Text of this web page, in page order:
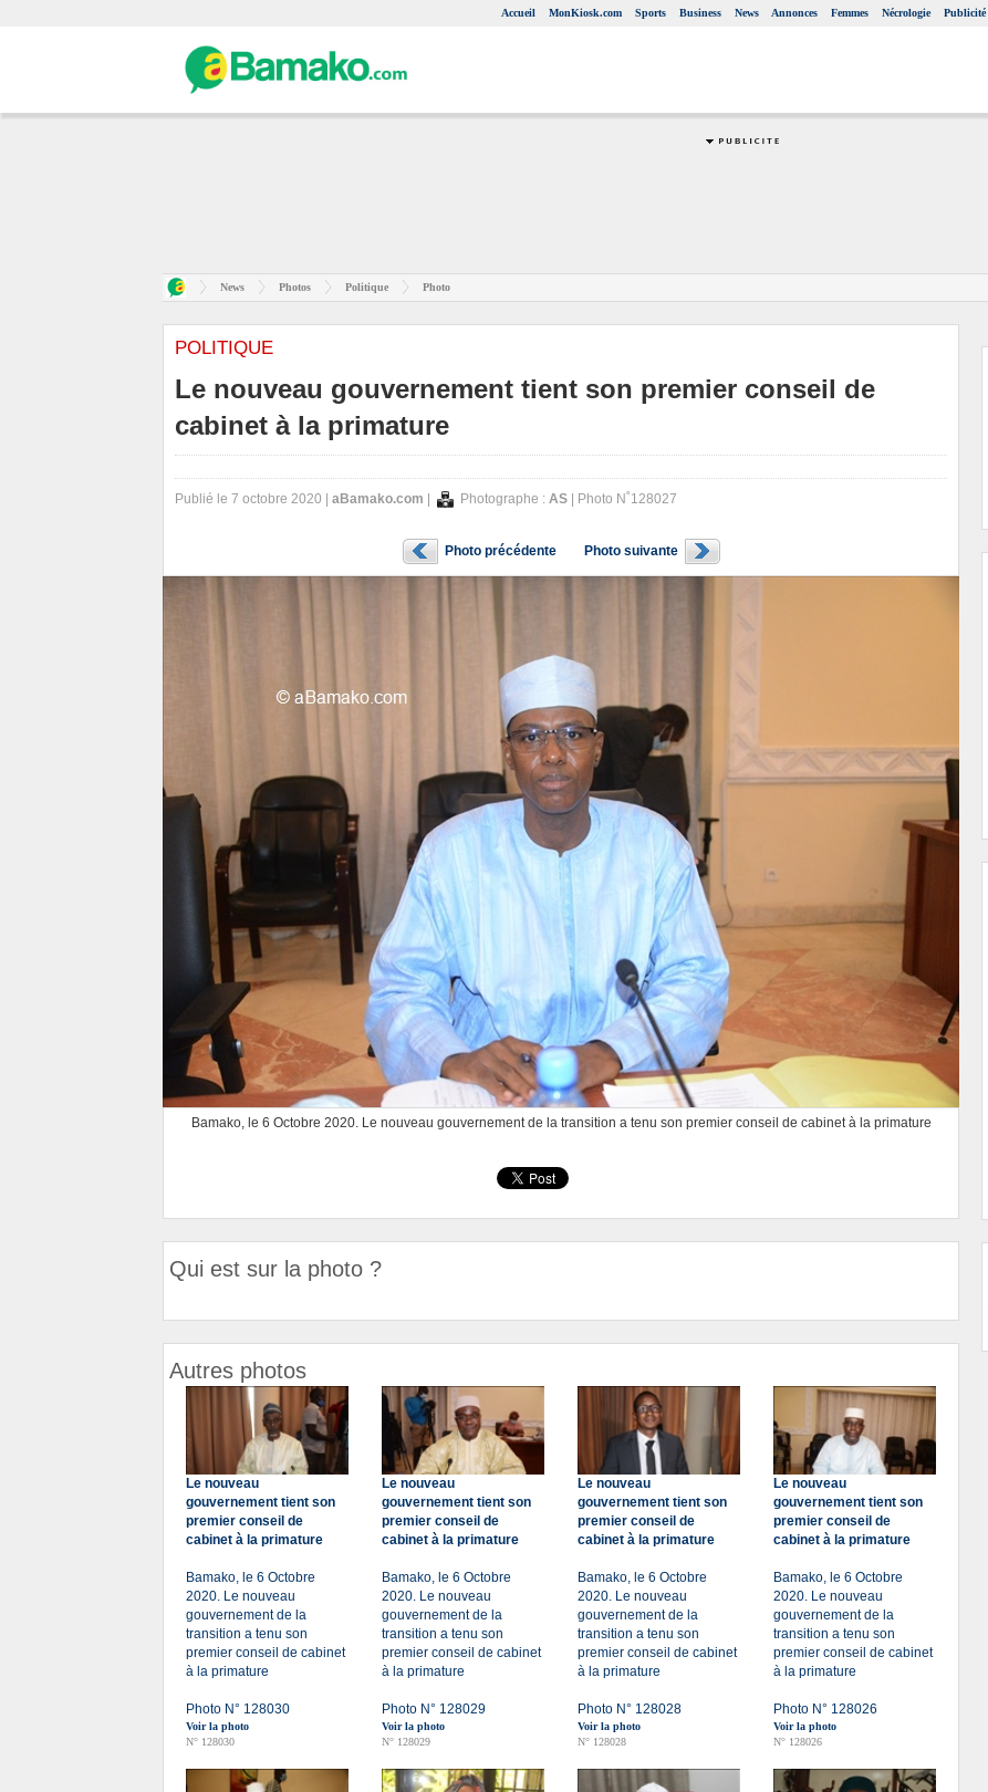
Accueil MonKiosk.com Sports Business News Annonces Femmes Nécrologie Publicité
News Photos Politique Photo
POLITIQUE
Le nouveau gouvernement tient son premier conseil de
cabinet à la primature
Publié le 7 octobre 2020 | aBamako.com Photographe : AS | Photo N˚128027
Photo précédente Photo suivante
Bamako, le 6 Octobre 2020. Le nouveau gouvernement de la transition a tenu son premier conseil de cabinet à la primature
Qui est sur la photo ?
Autres photos
Le nouveau
gouvernement tient son
premier conseil de
cabinet à la primature
Bamako, le 6 Octobre
2020. Le nouveau
gouvernement de la
transition a tenu son
premier conseil de cabinet
à la primature
Photo N° 128030
Voir la photo
N° 128030
Le nouveau
gouvernement tient son
premier conseil de
cabinet à la primature
Bamako, le 6 Octobre
2020. Le nouveau
gouvernement de la
transition a tenu son
premier conseil de cabinet
à la primature
Photo N° 128029
Voir la photo
N° 128029
Le nouveau
gouvernement tient son
premier conseil de
cabinet à la primature
Bamako, le 6 Octobre
2020. Le nouveau
gouvernement de la
transition a tenu son
premier conseil de cabinet
à la primature
Photo N° 128028
Voir la photo
N° 128028
Le nouveau
gouvernement tient son
premier conseil de
cabinet à la primature
Bamako, le 6 Octobre
2020. Le nouveau
gouvernement de la
transition a tenu son
premier conseil de cabinet
à la primature
Photo N° 128026
Voir la photo
N° 128026